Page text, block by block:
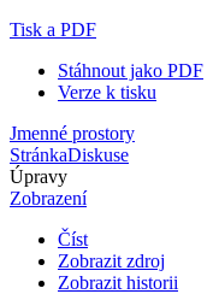
Tisk a PDF
Stáhnout jako PDF
Verze k tisku
Jmenné prostory
StránkaDiskuse
Úpravy
Zobrazení
Číst
Zobrazit zdroj
Zobrazit historii